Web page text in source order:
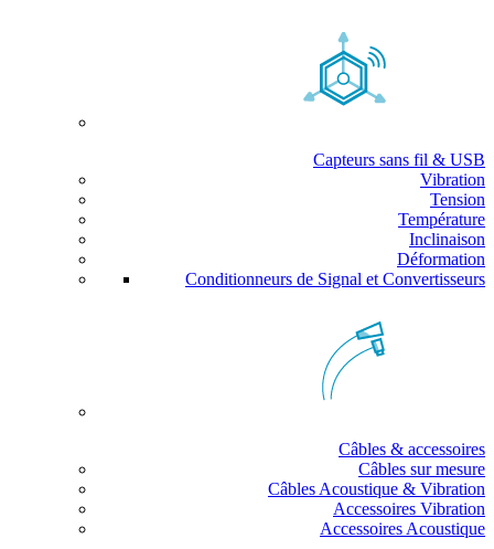
Capteurs sans fil & USB
Vibration
Tension
Température
Inclinaison
Déformation
Conditionneurs de Signal et Convertisseurs
Câbles & accessoires
Câbles sur mesure
Câbles Acoustique & Vibration
Accessoires Vibration
Accessoires Acoustique